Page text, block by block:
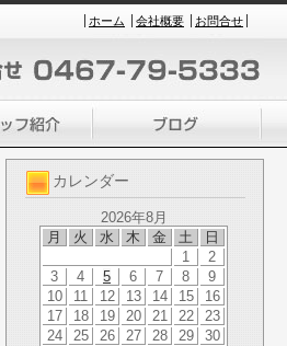
ホーム 会社概要 お問合せ
カレンダー
2026年8月
月
火 水 木 金 土 日
1
2
3
4 5 6 7 8
9
10
11 12 13 14 15
16
17
18 19 20 21 22
23
24
25 26 27 28 29
30